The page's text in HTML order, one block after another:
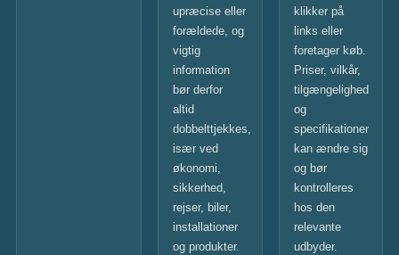
upræcise eller
forældede, og
vigtig
information
bør derfor
altid
dobbelttjekkes,
især ved
økonomi,
sikkerhed,
rejser, biler,
installationer
og produkter.
klikker på
links eller
foretager køb.
Priser, vilkår,
tilgængelighed
og
specifikationer
kan ændre sig
og bør
kontrolleres
hos den
relevante
udbyder.